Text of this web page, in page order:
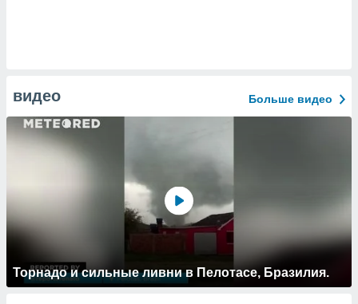
видео Больше видео
Торнадо и сильные ливни в Пелотасе, Бразилия.